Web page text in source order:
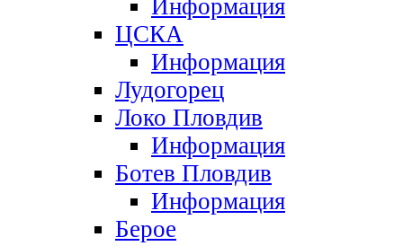
Информация
ЦСКА
Информация
Лудогорец
Локо Пловдив
Информация
Ботев Пловдив
Информация
Берое